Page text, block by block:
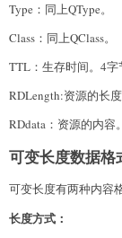
Type：同上QType。
Class：同上QClass。
TTL：生存时间。4字
RDLength:资源的长度
RDdata：资源的内容。
可变长度数据格
可变长度有两种内容
长度方式：